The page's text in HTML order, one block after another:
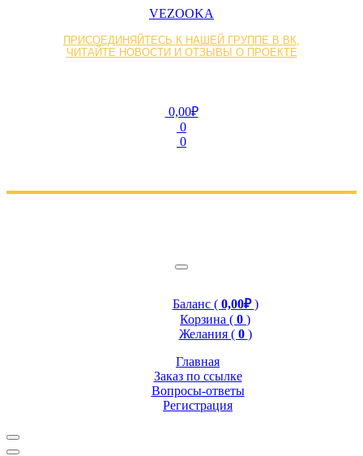
VEZOOKA
ПРИСОЕДИНЯЙТЕСЬ К НАШЕЙ ГРУППЕ В ВК,
ЧИТАЙТЕ НОВОСТИ И ОТЗЫВЫ О ПРОЕКТЕ
0,00₽
0
0
Баланс ( 0,00₽)
Корзина ( 0 )
Желания ( 0 )
Главная
Заказ по ссылке
Вопросы-ответы
Регистрация